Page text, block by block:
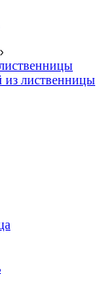
лиственницы